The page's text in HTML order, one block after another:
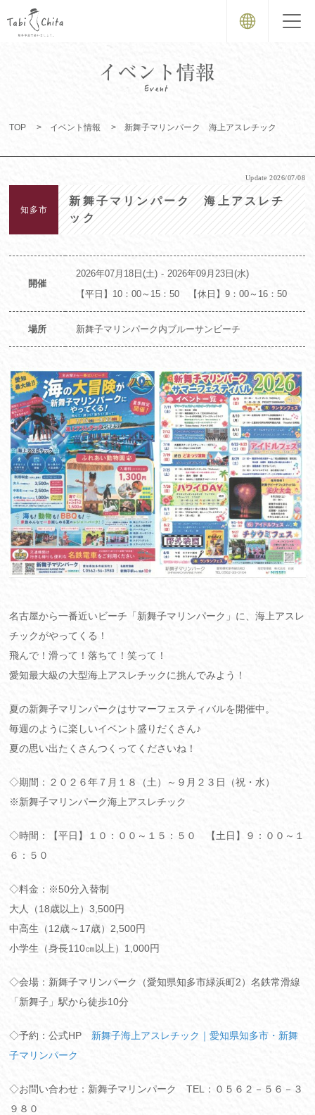
TOP イベント情報 新舞子マリンパーク 海上アスレチック
知多市
新舞子マリンパーク 海上アスレチ
ック
Update2026/07/08
開催
2026年07月18日(土)
2026年09月23日(水)
【平日】10：00～15：50 【休日】9：00～16：50
場所 新舞子マリンパーク内ブルーサンビーチ
名古屋から一番近いビーチ「新舞子マリンパーク」に、海上アスレ
チックがやってくる！
飛んで！滑って！落ちて！笑って！
愛知最大級の大型海上アスレチックに挑んでみよう！
夏の新舞子マリンパークはサマーフェスティバルを開催中。
毎週のように楽しいイベント盛りだくさん♪
夏の思い出たくさんつくってくださいね！
◇期間：２０２６年７月１８（土）～９月２３日（祝・水）
※新舞子マリンパーク海上アスレチック
◇時間：【平日】１０：００～１５：５０ 【土日】９：００～１
６：５０
◇料金：※50分入替制
大人（18歳以上）3,500円
中高生（12歳～17歳）2,500円
小学生（身長110㎝以上）1,000円
◇会場：新舞子マリンパーク（愛知県知多市緑浜町2）名鉄常滑線
「新舞子」駅から徒歩10分
◇予約：公式HP 新舞子海上アスレチック｜愛知県知多市・新舞
子マリンパーク
◇お問い合わせ：新舞子マリンパーク TEL：０５６２－５６－３
９８０